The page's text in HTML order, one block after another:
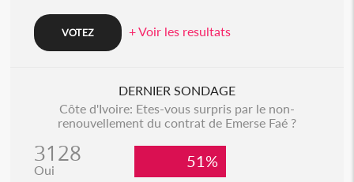
+ Voir les resultats
DERNIER SONDAGE
Côte d'Ivoire: Etes-vous surpris par le non-
renouvellement du contrat de Emerse Faé ?
3128
Oui 51%